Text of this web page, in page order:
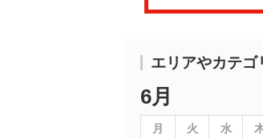
エリアやカテゴ
6月
月 火 水